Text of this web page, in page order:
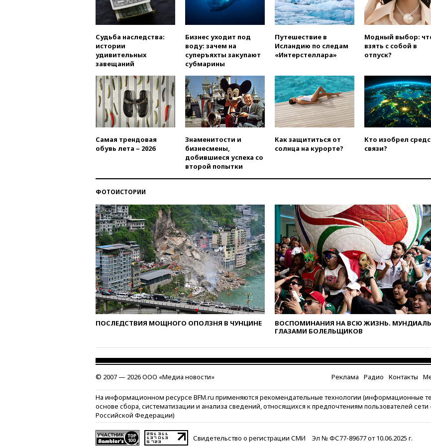
нейтральный статус
фигуристкам Валиевой и
Трусовой
вчера, 19:35Зеленский
впервые совершил
официальный визит в
погибла во Французских
Альпах
вчера, 19:00Открытое
горение на складе в
ликвидировано
вчера, 18:55 Минобороны
отчиталось об ударах по двум
вчера, 18:47Школьники из
ИИ
вчера, 18:39Два человека
погибли в результате удара
ВСУ по многоэтажке в Керчи
вчера, 18:25Беспилотник
атаковал турецкий сухогруз
побережья Новороссийска
вчера, 18:18Товарооборот
Китая и России вырос в этом
году более чем на четверть
вчера, 17:55 Мужчина
ранения при атаке дрона на
авиакомпании США обязали
проверить самолеты Boeing
наличие трещин
вчера, 17:35В Казани
пятилетний ребенок погиб
этажа
вчера, 17:17 Bloomberg:
Судьба наследства:
истории
удивительных
завещаний
Бизнес уходит под
воду: зачем на
суперъяхты закупают
субмарины
Путешествие в
Исландию по следам
«Интерстеллара»
Модный выбор:
взять с собой в
отпуск?
Самая трендовая
обувь лета – 2026
Знаменитости и
бизнесмены,
добившиеся успеха со
второй попытки
Как защититься от
солнца на курорте?
Кто изобрел
связи?
ФОТОИСТОРИИ
ПОСЛЕДСТВИЯ МОЩНОГО ОПОЛЗНЯ В ЧУНЦИНЕ
ВОСПОМИНАНИЯ НА ВСЮ ЖИЗНЬ. МУНДИАЛЬ
ГЛАЗАМИ БОЛЕЛЬЩИКОВ
© 2007 — 2026 ООО «Медиа новости» Реклама Радио Контакты
На информационном ресурсе BFM.ru применяются рекомендательные технологии (информационные
основе сбора, систематизации и анализа сведений, относящихся к предпочтениям пользователей
Российской Федерации)
Свидетельство о регистрации СМИ Эл № ФС77-89677 от 10.06.2025 г.